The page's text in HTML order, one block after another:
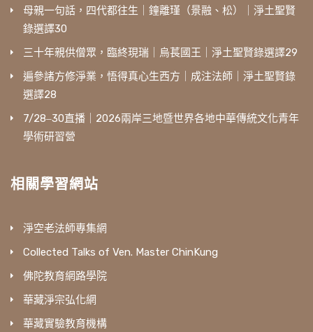
母親一句話，四代都往生｜鐘離瑾（景融、松）｜淨土聖賢
錄選譯30
三十年親供僧眾，臨終現瑞｜烏萇國王｜淨土聖賢錄選譯29
遍參諸方修淨業，悟得真心生西方｜成注法師｜淨土聖賢錄
選譯28
7/28‒30直播｜2026兩岸三地暨世界各地中華傳統文化青年
學術研習營
相關學習網站
淨空老法師專集網
Collected Talks of Ven. Master ChinKung
佛陀教育網路學院
華藏淨宗弘化網
華藏實驗教育機構